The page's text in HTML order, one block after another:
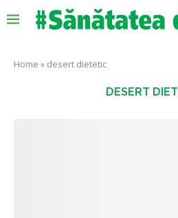
Home » desert dietetic
DESERT